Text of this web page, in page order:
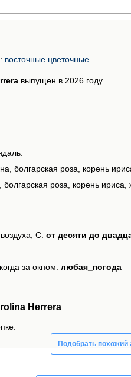
восточные цветочные
выпущен в 2026 году.
болгарская роза, корень
роза, корень ириса,
С: от десяти до
за окном: любая_погода
Herrera
Подобрать похожий